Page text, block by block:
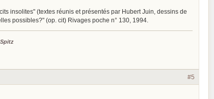
insolites" (textes réunis et présentés par Hubert Juin, dessins de
possibles?" (op. cit) Rivages poche n° 130, 1994.
#5